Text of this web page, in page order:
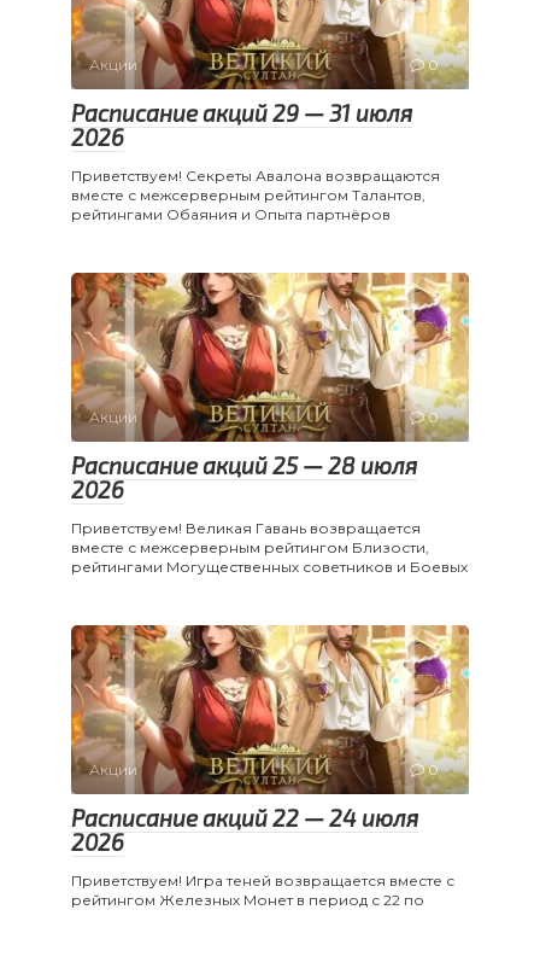
Акции 0
Расписание акций 29 — 31 июля
2026
Приветствуем! Секреты Авалона возвращаются
вместе с межсерверным рейтингом Талантов,
рейтингами Обаяния и Опыта партнёров
Акции 0
Расписание акций 25 — 28 июля
2026
Приветствуем! Великая Гавань возвращается
вместе с межсерверным рейтингом Близости,
рейтингами Могущественных советников и Боевых
Акции 0
Расписание акций 22 — 24 июля
2026
Приветствуем! Игра теней возвращается вместе с
рейтингом Железных Монет в период с 22 по